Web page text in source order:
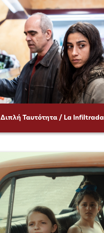
Διπλή Ταυτότητα / La Infiltrada